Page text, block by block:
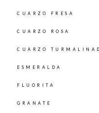
CUARZO FRESA
CUARZO ROSA
CUARZO
ESMERALDA
FLUORITA
GRANATE